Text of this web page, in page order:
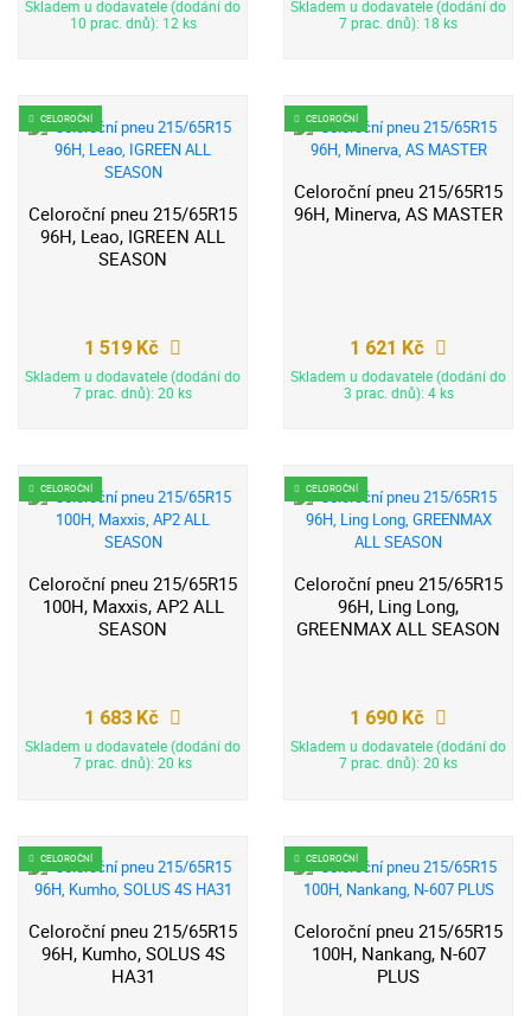
Skladem u dodavatele (dodání do
10 prac. dnů): 12 ks
Skladem u dodavatele (dodání do
7 prac. dnů): 18 ks
CELOROČNÍ
Celoroční pneu 215/65R15
96H, Leao, IGREEN ALL
SEASON
1 519 Kč
Skladem u dodavatele (dodání do
7 prac. dnů): 20 ks
CELOROČNÍ
Celoroční pneu 215/65R15
96H, Minerva, AS MASTER
1 621 Kč
Skladem u dodavatele (dodání do
3 prac. dnů): 4 ks
CELOROČNÍ
Celoroční pneu 215/65R15
100H, Maxxis, AP2 ALL
SEASON
1 683 Kč
Skladem u dodavatele (dodání do
7 prac. dnů): 20 ks
CELOROČNÍ
Celoroční pneu 215/65R15
96H, Ling Long,
GREENMAX ALL SEASON
1 690 Kč
Skladem u dodavatele (dodání do
7 prac. dnů): 20 ks
CELOROČNÍ
Celoroční pneu 215/65R15
96H, Kumho, SOLUS 4S
HA31
CELOROČNÍ
Celoroční pneu 215/65R15
100H, Nankang, N-607
PLUS